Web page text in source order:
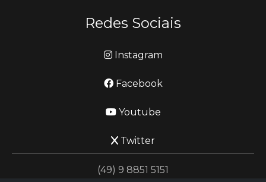
Redes Sociais
Instagram
Facebook
Youtube
Twitter
(49) 9 8851 5151